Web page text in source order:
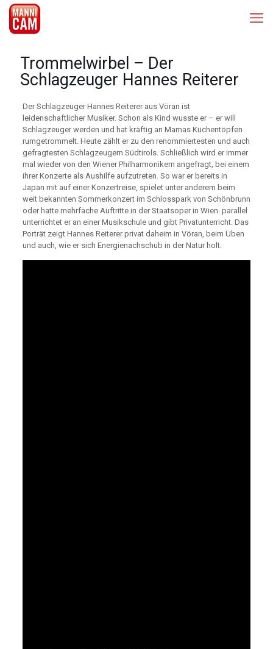
Trommelwirbel – Der
Schlagzeuger Hannes Reiterer
Der Schlagzeuger Hannes Reiterer aus Vöran ist
leidenschaftlicher Musiker. Schon als Kind wusste er – er will
Schlagzeuger werden und hat kräftig an Mamas Küchentöpfen
rumgetrommelt. Heute zählt er zu den renommiertesten und auch
gefragtesten Schlagzeugern Südtirols. Schließlich wird er immer
mal wieder von den Wiener Philharmonikern angefragt, bei einem
ihrer Konzerte als Aushilfe aufzutreten. So war er bereits in
Japan mit auf einer Konzertreise, spielet unter anderem beim
weit bekannten Sommerkonzert im Schlosspark von Schönbrunn
oder hatte mehrfache Auftritte in der Staatsoper in Wien. parallel
unterrichtet er an einer Musikschule und gibt Privatunterricht. Das
Porträt zeigt Hannes Reiterer privat daheim in Vöran, beim Üben
und auch, wie er sich Energienachschub in der Natur holt.